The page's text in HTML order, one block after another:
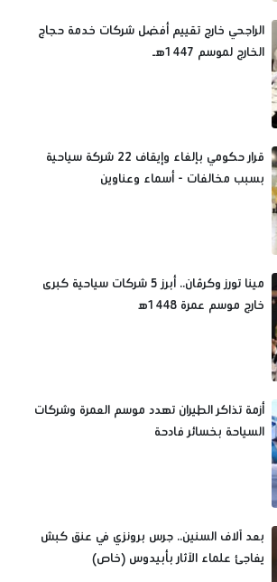
الراجحي خارج تقييم أفضل شركات خدمة حجاج
الخارج لموسم 1447هـ
قرار حكومي بإلغاء وإيقاف 22 شركة سياحية
بسبب مخالفات - أسماء وعناوين
مينا تورز وكرڤان.. أبرز 5 شركات سياحية كبرى
خارج موسم عمرة 1448ه‍
أزمة تذاكر الطيران تهدد موسم العمرة وشركات
السياحة بخسائر فادحة
بعد آلاف السنين.. جرس برونزي في عنق كبش
يفاجئ علماء الآثار بأبيدوس (خاص)